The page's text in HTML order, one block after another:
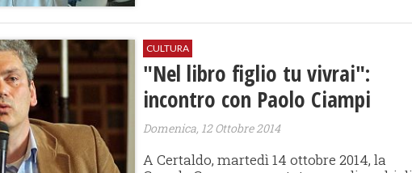
CULTURA
"Nel libro figlio tu vivrai":
incontro con Paolo Ciampi
Domenica, 12 Ottobre 2014
A Certaldo, martedì 14 ottobre 2014, la